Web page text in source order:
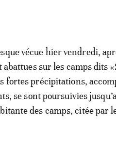
vécue hier vendredi,
abattues sur les camps dits
fortes précipitations,
se sont poursuivies
des camps, citée par